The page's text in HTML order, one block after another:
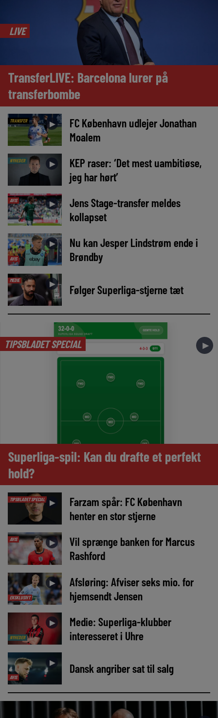
LIVE
TransferLIVE: Barcelona lurer på
transferbombe
TRANSFER ►
FC København udlejer Jonathan
Moalem
NYHEDER ►
KEP raser: ‘Det mest uambitiøse,
jeg har hørt’
AVIS ►
Jens Stage-transfer meldes
kollapset
AVIS
►
Nu kan Jesper Lindstrøm ende i
Brøndby
MEDIE ► Følger Superliga-stjerne tæt
TIPSBLADET SPECIAL ►
Superliga-spil: Kan du drafte et perfekt
hold?
TIPSBLADET SPECIAL ►
Farzam spår: FC København
henter en stor stjerne
AVIS ►
Vil sprænge banken for Marcus
Rashford
EKSKLUSIVT
►
Afsløring: Afviser seks mio. for
hjemsendt Jensen
NYHEDER
►
Medie: Superliga-klubber
interesseret i Uhre
AVIS
► Dansk angriber sat til salg